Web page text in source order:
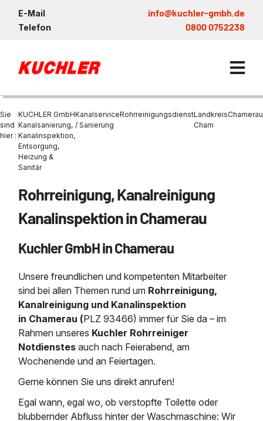
E-Mail info@kuchler-gmbh.de
Telefon 0800 0752238
Kanalservice / Sanierung
Großprofilsanierung
Schachtsanierung
GFK - Schachtliner
Kanalreinigung
Kanalinspektion
Grubenentleerung
24h Notdienst
Wasserhaltung
Entsorgung
Bohrschlamm
Entsorgung von
Behandlungsanlage
Entleerung und Reinigung
Regenrückhaltebecken
Grubenentleerung und
Sickerschacht Reinigung
Abfallzwischenlager
Austausch von
Schießstandsanierung -
Geschosssandfang
Wartung und Vollservice
Prüfung &
Sanierung von
Fettabscheider
Entsorgung
Saugbagger / Luftförderanlage
Be- und Entkiesen von
Entleerung von
Entleerung und
Saugbagger für Tiefbau
Saugbagger und Pumpen
Fermenter-Entleerung
Regenrückhaltebecken
Entschlammung
etc.
Weitere Services mit
Heizung / Sanitär
Wärmepumpen Zentrum
Brückenentwässerung
Tiefbau
Nachhaltigkeit & Umwelt
Referenzen
News & Aktuelles
Zertifikate /
Sie
sind
hier :
KUCHLER GmbH
Kanalsanierung,
Kanalinspektion,
Entsorgung,
Heizung &
Sanitär
Kanalservice
/ Sanierung
RohrreinigungsdienstLandkreis
Cham
Chamerau
Rohrreinigung, Kanalreinigung
Kanalinspektion in Chamerau
Kuchler GmbH in Chamerau
Unsere freundlichen und kompetenten Mitarbeiter
sind bei allen Themen rund um Rohrreinigung,
Kanalreinigung und Kanalinspektion
in Chamerau (PLZ 93466) immer für Sie da – im
Rahmen unseres Kuchler Rohrreiniger
Notdienstes auch nach Feierabend, am
Wochenende und an Feiertagen.
Gerne können Sie uns direkt anrufen!
Egal wann, egal wo, ob verstopfte Toilette oder
blubbernder Abfluss hinter der Waschmaschine: Wir